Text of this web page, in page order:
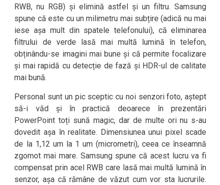
RWB, nu RGB) și elimină astfel și un filtru. Samsung
spune că este cu un milimetru mai subțire (adică nu mai
iese așa mult din spatele telefonului), că eliminarea
filtrului de verde lasă mai multă lumină în telefon,
obținându-se imagini mai bune și că permite focalizare
și mai rapidă cu detecție de fază și HDR-ul de calitate
mai bună.
Personal sunt un pic sceptic cu noi senzori foto, aștept
să-i văd și în practică deoarece în prezentări
PowerPoint toți sună magic, dar de multe ori nu s-au
dovedit așa în realitate. Dimensiunea unui pixel scade
de la 1,12 um la 1 um (micrometri), ceea ce înseamnă
zgomot mai mare. Samsung spune că acest lucru va fi
compensat prin acel RWB care lasă mai multă lumină în
senzor, așa că rămâne de văzut cum vor sta lucrurile.